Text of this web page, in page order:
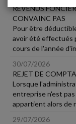
REVENUS
CONVAINC PAS
Pour être
avoir été effectués
cours de l'année
30/07/2026
REJET DE
Lorsque
entreprise n'est
appartient alors de
29/07/2026